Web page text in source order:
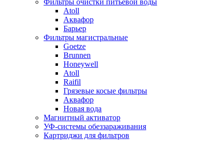
Фильтры очистки питьевой воды
Atoll
Аквафор
Барьер
Фильтры магистральные
Goetze
Brunnen
Honeywell
Atoll
Raifil
Грязевые косые фильтры
Аквафор
Новая вода
Магнитный активатор
УФ-системы обеззараживания
Картриджи для фильтров